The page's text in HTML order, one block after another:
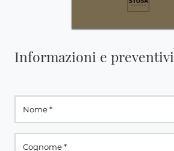
Informazioni e preventivi